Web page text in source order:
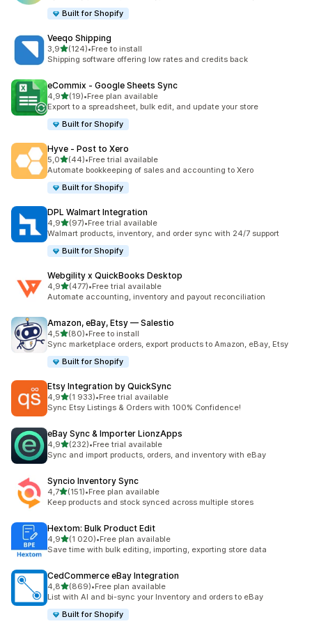
Built for Shopify
Veeqo Shipping
3,9av 5 stjerner
(124)
Totalt 124 omtaler
•Free to install
Shipping software offering low rates and credits back
eCommix ‑ Google Sheets Sync
4,9av 5 stjerner
(19)
Totalt 19 omtaler
•Free plan available
Export to a spreadsheet, bulk edit, and update your store
Built for Shopify
Hyve ‑ Post to Xero
5,0av 5 stjerner
(44)
Totalt 44 omtaler
•Free trial available
Automate bookkeeping of sales and accounting to Xero
Built for Shopify
DPL Walmart Integration
4,9av 5 stjerner
(97)
Totalt 97 omtaler
•Free trial available
Walmart products, inventory, and order sync with 24/7 support
Built for Shopify
Webgility x QuickBooks Desktop
4,9av 5 stjerner
(477)
Totalt 477 omtaler
•Free trial available
Automate accounting, inventory and payout reconciliation
Amazon, eBay, Etsy — Salestio
4,5av 5 stjerner
(80)
Totalt 80 omtaler
•Free to install
Sync marketplace orders, export products to Amazon, eBay, Etsy
Built for Shopify
Etsy Integration by QuickSync
4,9av 5 stjerner
(1 933)
Totalt 1933 omtaler
•Free trial available
Sync Etsy Listings & Orders with 100% Confidence!
eBay Sync & Importer LionzApps
4,9av 5 stjerner
(232)
Totalt 232 omtaler
•Free trial available
Sync and import products, orders, and inventory with eBay
Syncio Inventory Sync
4,7av 5 stjerner
(151)
Totalt 151 omtaler
•Free plan available
Keep products and stock synced across multiple stores
Hextom: Bulk Product Edit
4,9av 5 stjerner
(1 020)
Totalt 1020 omtaler
•Free plan available
Save time with bulk editing, importing, exporting store data
CedCommerce eBay Integration
4,8av 5 stjerner
(869)
Totalt 869 omtaler
•Free plan available
List with AI and bi-sync your Inventory and orders to eBay
Built for Shopify